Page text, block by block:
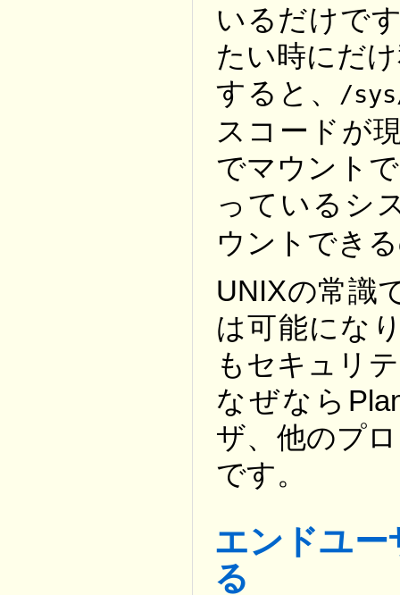
いるだけで
たい時にだ
すると、
/
スコードが
でマウント
っているシ
ウントでき
UNIXの常識
は可能にな
もセキュリ
なぜなら
ザ、他のプ
です。
エンドユ
る